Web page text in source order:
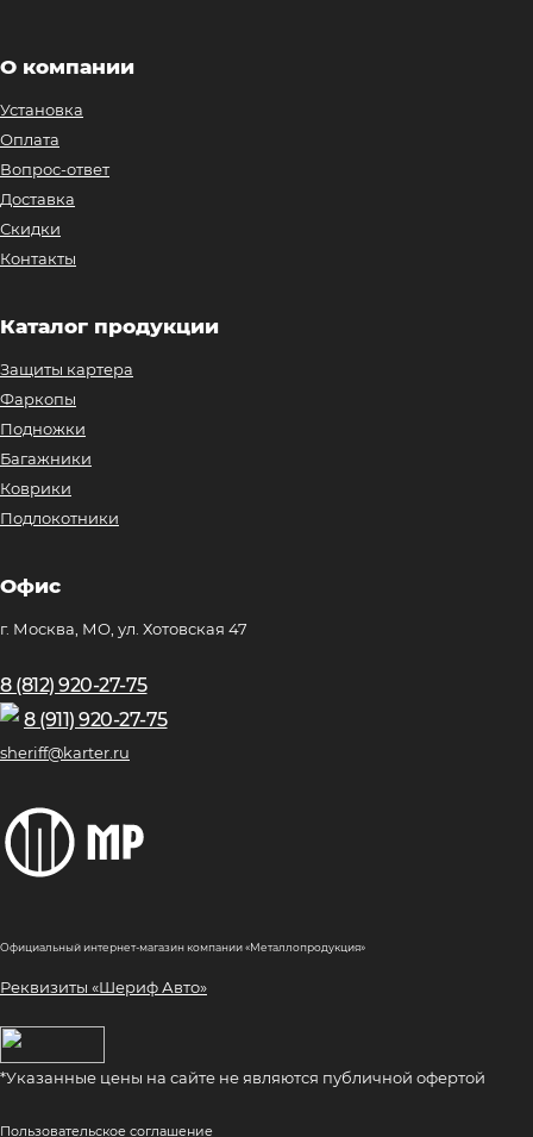
О компании
Установка
Оплата
Вопрос-ответ
Доставка
Скидки
Контакты
Каталог продукции
Защиты картера
Фаркопы
Подножки
Багажники
Коврики
Подлокотники
Офис
г. Москва, МО, ул. Хотовская 47
8 (812) 920-27-75
8 (911) 920-27-75
sheriff@karter.ru
Официальный интернет-магазин компании «Металлопродукция»
Реквизиты «Шериф Авто»
*Указанные цены на сайте не являются публичной офертой
Пользовательское соглашение